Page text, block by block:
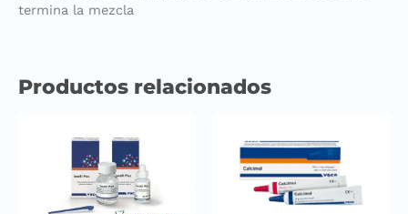
termina la mezcla
Productos relacionados